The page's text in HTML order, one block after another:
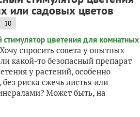
или садовых цветов
10
спросить совета у опытных
какой-то безопасный препарат
у растений, особенно
риска сжечь листья или
Может быть, на